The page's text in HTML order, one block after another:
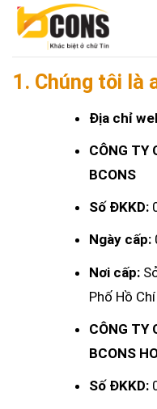
Chuyển
đến
nội
dung1. Chúng tôi là
Địa chỉ
CÔNG TY
BCONS
Số ĐKKD:
Ngày cấp:
Nơi cấp:
Phố Hồ
CÔNG TY
BCONS
Số ĐKKD: